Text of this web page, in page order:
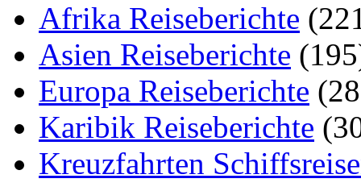
Afrika Reiseberichte
Asien Reiseberichte
Europa Reiseberichte
Karibik Reiseberichte
Kreuzfahrten